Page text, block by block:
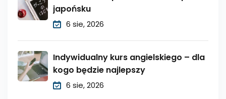
japońsku
6 sie, 2026
Indywidualny kurs angielskiego – dla
kogo będzie najlepszy
6 sie, 2026